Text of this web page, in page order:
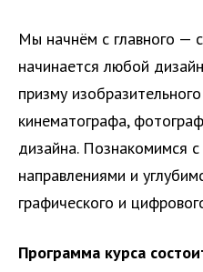
Мы начнём с главного —
начинается любой
призму изобразительного
кинематографа,
дизайна. Познакомимся
направлениями и
графического и
Программа курса